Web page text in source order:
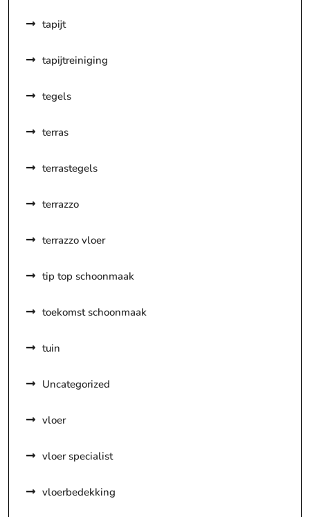
tapijt
tapijtreiniging
tegels
terras
terrastegels
terrazzo
terrazzo vloer
tip top schoonmaak
toekomst schoonmaak
tuin
Uncategorized
vloer
vloer specialist
vloerbedekking